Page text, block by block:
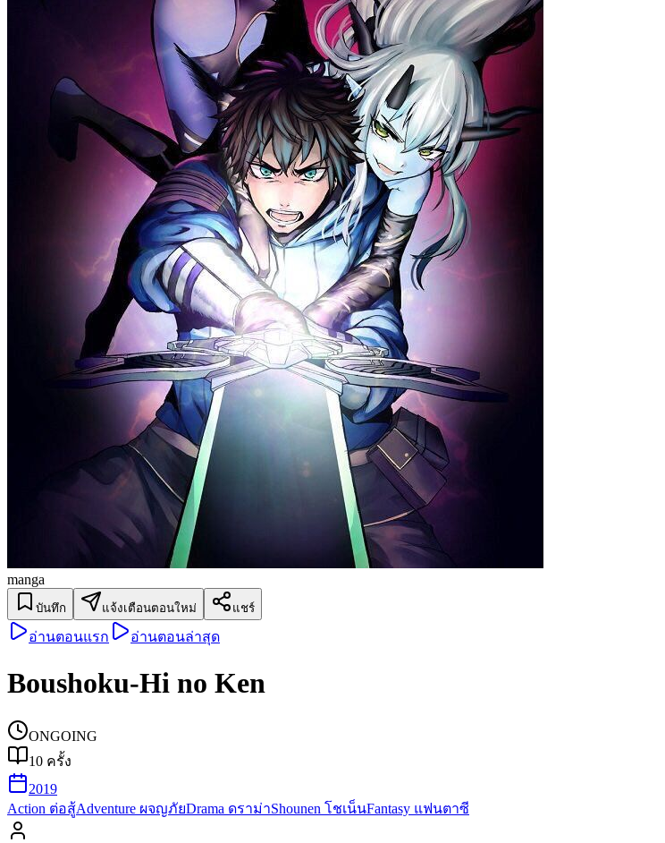
manga
บันทึก แจ้งเตือนตอนใหม่ แชร์
อ่านตอนแรก อ่านตอนล่าสุด
Boushoku-Hi no Ken
ONGOING
10 ครั้ง
2019
Action ต่อสู้Adventure ผจญภัยDrama ดราม่าShounen โชเน็นFantasy แฟนตาซี